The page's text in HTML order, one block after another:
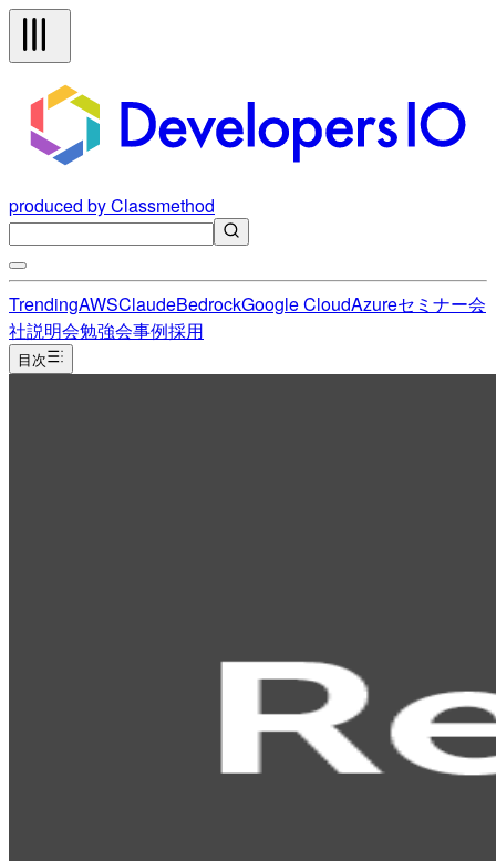
produced by Classmethod
TrendingAWSClaudeBedrockGoogle CloudAzureセミナー会
社説明会勉強会事例採用
目次